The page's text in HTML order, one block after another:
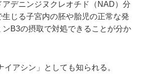
デニンジヌクレオチド（NAD）分
じる子宮内の胚や胎児の正常な発
B3の摂取で対処できることが分か
イアシン」としても知られる。